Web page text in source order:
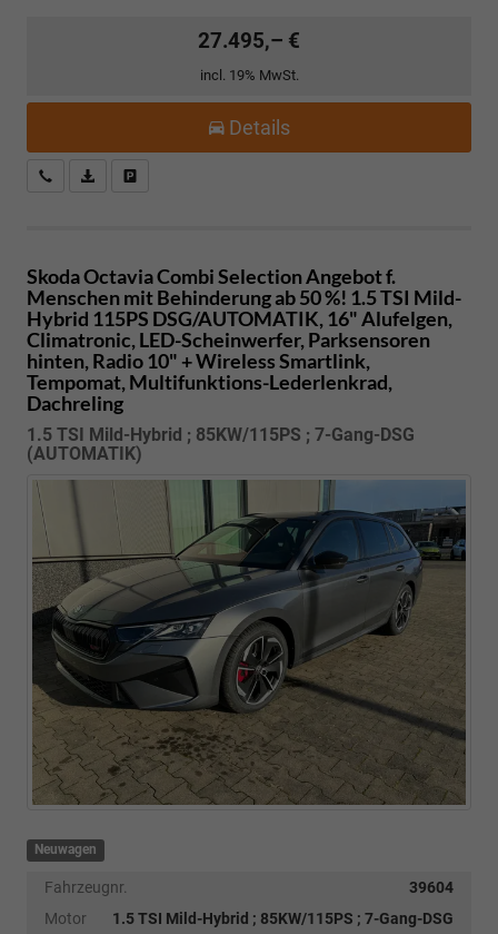
27.495,– €
incl. 19% MwSt.
Details
Kostenloser Rückruf-Service
PDF-Datei, Fahrzeugexposé drucken
Skoda Octavia CombiSelection Angebot f.
Menschen mit Behinderung ab 50 %! 1.5 TSI Mild-
Hybrid 115PS DSG/AUTOMATIK, 16" Alufelgen,
Climatronic, LED-Scheinwerfer, Parksensoren
hinten, Radio 10" + Wireless Smartlink,
Tempomat, Multifunktions-Lederlenkrad,
Dachreling
1.5 TSI Mild-Hybrid ; 85KW/115PS ; 7-Gang-DSG
(AUTOMATIK)
Neuwagen
Fahrzeugnr.
39604
Motor
1.5 TSI Mild-Hybrid ; 85KW/115PS ; 7-Gang-DSG